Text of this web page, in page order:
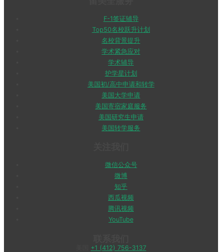
F-1签证辅导
Top50名校跃升计划
名校背景提升
学术紧急应对
学术辅导
护学星计划
美国初/高中申请和转学
美国大学申请
美国寄宿家庭服务
美国研究生申请
美国转学服务
微信公众号
微博
知乎
西瓜视频
腾讯视频
YouTube
+1 (412) 756-3137